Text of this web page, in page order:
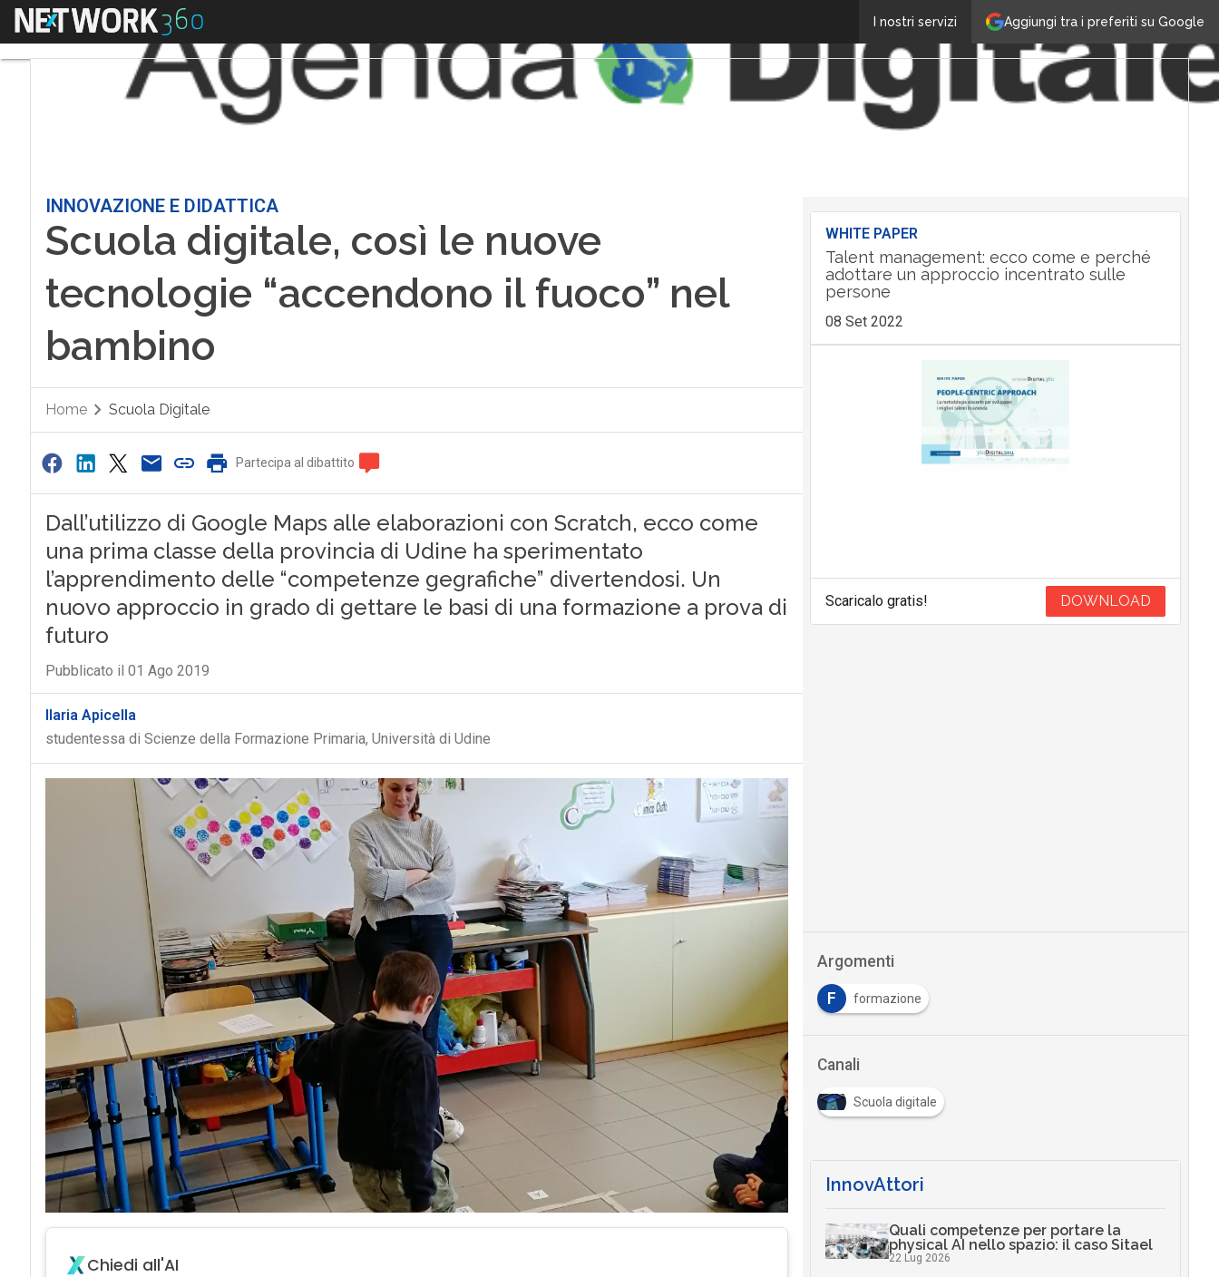
Aggiungi tra i preferiti su Google
I nostri servizi
Menu
INNOVAZIONE E DIDATTICA
Scuola digitale, così le nuove
tecnologie “accendono il fuoco” nel
bambino
Home Scuola Digitale
Partecipa al dibattito
Dall’utilizzo di Google Maps alle elaborazioni con Scratch, ecco come
una prima classe della provincia di Udine ha sperimentato
l’apprendimento delle “competenze gegrafiche” divertendosi. Un
nuovo approccio in grado di gettare le basi di una formazione a prova di
futuro
Pubblicato il 01 Ago 2019
Ilaria Apicella
studentessa di Scienze della Formazione Primaria, Università di Udine
Chiedi all'AI
WHITE PAPER
Talent management: ecco come e perché
adottare un approccio incentrato sulle
persone
08 Set 2022
Scaricalo gratis! DOWNLOAD
Argomenti
F formazione
Canali
Scuola digitale
InnovAttori
Quali competenze per portare la
physical AI nello spazio: il caso Sitael
22 Lug 2026